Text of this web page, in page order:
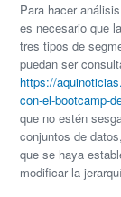
Para hacer
es necesario que
tres tipos de
puedan ser
https://
con-el-bootcamp-
que no estén
conjuntos de
que se haya
modificar la